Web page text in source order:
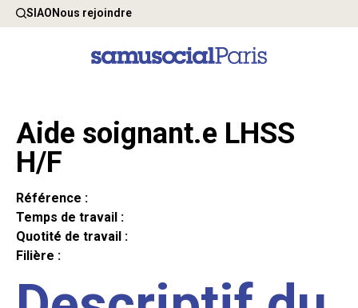
SIAONous rejoindre
Aide soignant.e LHSS
H/F
Référence :
Temps de travail :
Quotité de travail :
Filière :